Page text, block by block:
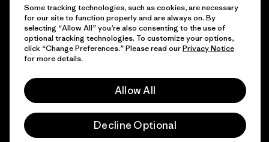
© 2026 Patagonia, Inc. Todos los derechos reservados.
Some tracking technologies, such as cookies, are necessary
for our site to function properly and are always on. By
selecting “Allow All” you’re also consenting to the use of
optional tracking technologies. To customize your options,
click “Change Preferences.” Please read ourPrivacy Notice
for more details.
Allow All
Decline Optional